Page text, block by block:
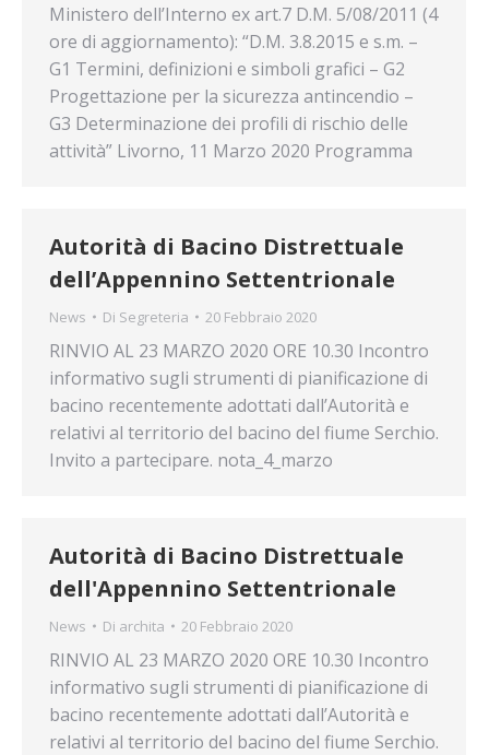
Ministero dell’Interno ex art.7 D.M. 5/08/2011 (4
ore di aggiornamento): “D.M. 3.8.2015 e s.m. –
G1 Termini, definizioni e simboli grafici – G2
Progettazione per la sicurezza antincendio –
G3 Determinazione dei profili di rischio delle
attività” Livorno, 11 Marzo 2020 Programma
Autorità di Bacino Distrettuale
dell’Appennino Settentrionale
News Di Segreteria 20 Febbraio 2020
RINVIO AL 23 MARZO 2020 ORE 10.30 Incontro
informativo sugli strumenti di pianificazione di
bacino recentemente adottati dall’Autorità e
relativi al territorio del bacino del fiume Serchio.
Invito a partecipare. nota_4_marzo
Autorità di Bacino Distrettuale
dell'Appennino Settentrionale
News Di archita 20 Febbraio 2020
RINVIO AL 23 MARZO 2020 ORE 10.30 Incontro
informativo sugli strumenti di pianificazione di
bacino recentemente adottati dall’Autorità e
relativi al territorio del bacino del fiume Serchio.